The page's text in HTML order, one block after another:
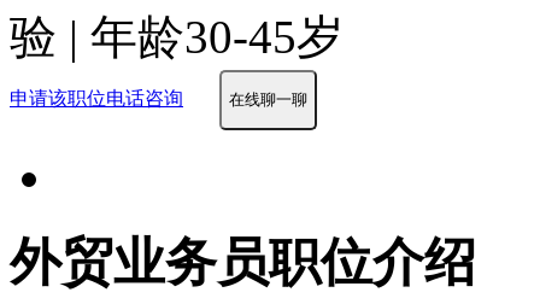
验 | 年龄30-45岁
申请该职位电话咨询 在线聊一聊
外贸业务员职位介绍